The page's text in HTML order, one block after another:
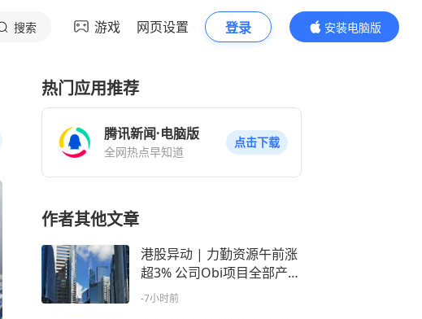
搜索 游戏 网页设置 登录
安装电脑版
内容更精彩
热门应用推荐
腾讯新闻·电脑版
全网热点早知道
点击下载
作者其他文章
港股异动 | 力勤资源午前涨
超3% 公司Obi项目全部产线
已正式进入满产运营阶段
-7小时前